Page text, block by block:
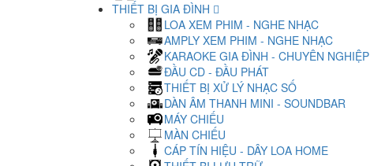
THIẾT BỊ GIA ĐÌNH
LOA XEM PHIM - NGHE NHẠC
AMPLY XEM PHIM - NGHE NHẠC
KARAOKE GIA ĐÌNH - CHUYÊN NGHIỆP
ĐẦU CD - ĐẦU PHÁT
THIẾT BỊ XỬ LÝ NHẠC SỐ
DÀN ÂM THANH MINI - SOUNDBAR
MÁY CHIẾU
MÀN CHIẾU
CÁP TÍN HIỆU - DÂY LOA HOME